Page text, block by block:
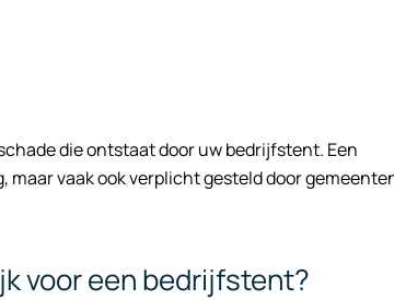
die ontstaat door uw bedrijfstent. Een
vaak ook verplicht gesteld door
voor een bedrijfstent?